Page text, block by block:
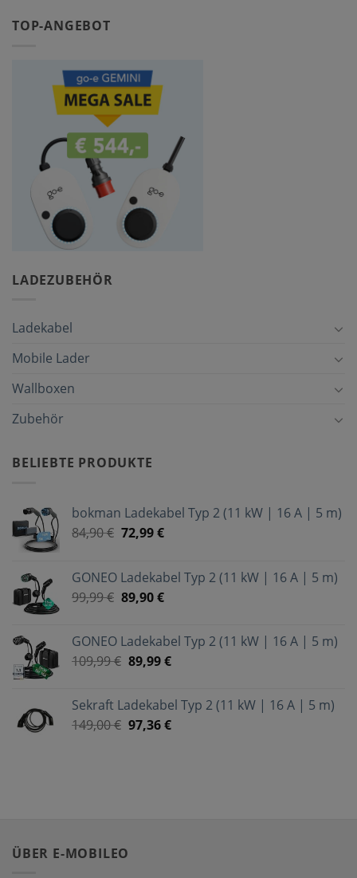
TOP-ANGEBOT
LADEZUBEHÖR
Ladekabel
Mobile Lader
Wallboxen
Zubehör
BELIEBTE PRODUKTE
bokman Ladekabel Typ 2 (11 kW | 16 A | 5 m)
84,90€ 72,99€
GONEO Ladekabel Typ 2 (11 kW | 16 A | 5 m)
99,99€ 89,90€
GONEO Ladekabel Typ 2 (11 kW | 16 A | 5 m)
109,99€ 89,99€
Sekraft Ladekabel Typ 2 (11 kW | 16 A | 5 m)
149,00€ 97,36€
ÜBER E-MOBILEO